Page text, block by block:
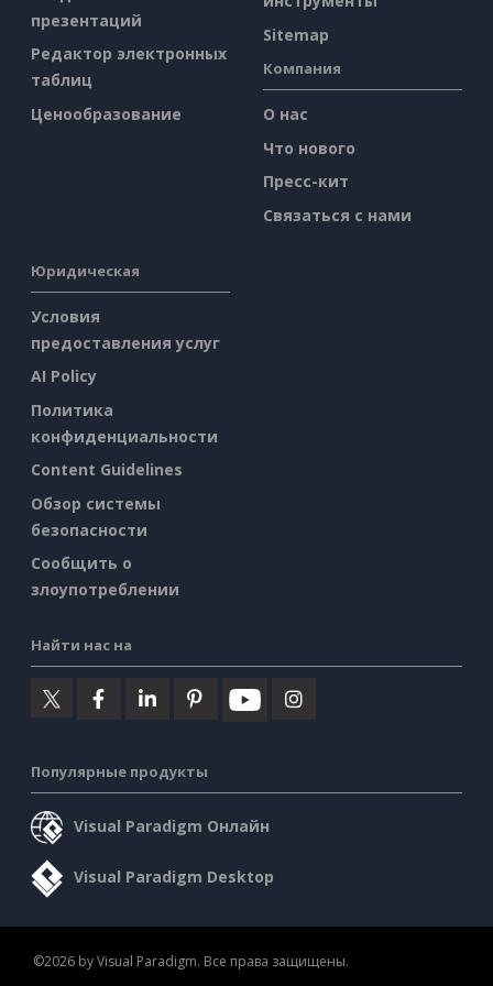
презентаций
Редактор электронных
таблиц
Ценообразование
Sitemap
Компания
О нас
Что нового
Пресс-кит
Связаться с нами
Юридическая
Условия
предоставления услуг
AI Policy
Политика
конфиденциальности
Content Guidelines
Обзор системы
безопасности
Сообщить о
злоупотреблении
Найти нас на
Популярные продукты
Visual Paradigm Онлайн
Visual Paradigm Desktop
©2026 by Visual Paradigm. Все права защищены.